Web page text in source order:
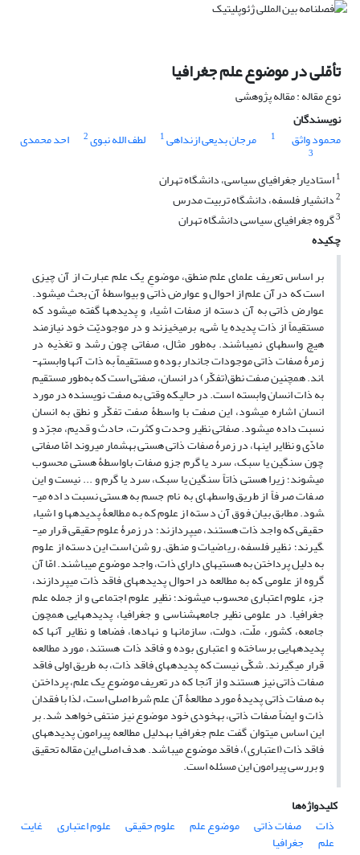
تأمّلی در موضوع علم جغرافیا
نوع مقاله : مقاله پژوهشی
نویسندگان
محمود واثق
1 مرجان بدیعی ازنداهی1 لطف الله نبوی2 احد محمدی
3
1استادیار جغرافیای سیاسی، دانشگاه تهران
2دانشیار فلسفه، دانشگاه تربیت مدرس
3گروه جغرافیای سیاسی دانشگاه تهران
چکیده
بر اساس تعریف علمای علم منطق، موضوعِ یک علم عبارت از آن چیزی
است که در آن علم از احوال و عوارض ذاتی و بی­واسطۀ آن بحث می­شود.
عوارض ذاتی به آن دسته از صفات اشیاء و پدیده­ها گفته می­شود که
مستقیماً از ذات پدیده یا شیء برمی­خیزند و در موجودیّت خود نیازمند
هیچ واسطه­ای نمی­باشند. به‌طور مثال، صفاتی چون رشد و تغذیه در
زمرۀ صفات ذاتی موجودات جاندار بوده و مستقیماً به ذات آن­ها وابسته­
اند. همچنین صفت نطق(تفکّر) در انسان، صفتی است که به‌طور مستقیم
به ذات انسان وابسته است. در حالی­که وقتی به صفت نویسنده در مورد
انسان اشاره می­شود، این صفت با واسطۀ صفت تفکّر و نطق به انسان
نسبت داده می­شود. صفاتی نظیر وحدت و کثرت، حادث و قدیم، مجرّد و
مادّی و نظایر این­ها، در زمرۀ صفات ذاتی هستی به​شمار می­روند امّا صفاتی
چون سنگین یا سبک، سرد یا گرم جزو صفات باواسطۀ هستی محسوب
می­شوند؛ زیرا هستی ذاتاً سنگین یا سبک، سرد یا گرم و ... نیست و این
صفات صرفاً از طریق واسطه­ای به نام جسم به هستی نسبت داده می­
شود. مطابق بیان فوق آن دسته از علوم که به مطالعۀ پدیده­ها و اشیاء
حقیقی که واجد ذات هستند، می­پردازند؛ در زمرۀ علوم حقیقی قرار می­
گیرند؛ نظیر فلسفه، ریاضیات و منطق. روشن است این دسته از علوم
به دلیل پرداختن به هستی­های دارای ذات، واجد موضوع می­باشند. امّا آن
گروه از علومی که به مطالعه در احوال پدیده­های فاقد ذات می­پردازند،
جزء علوم اعتباری محسوب می­شوند؛ نظیر علوم اجتماعی و از جمله علم
جغرافیا. در علومی نظیر جامعه­شناسی و جغرافیا، پدیده­هایی همچون
جامعه، کشور، ملّت، دولت، سازمان­ها و نهادها، فضاها و نظایر آن­ها که
پدیده­هایی برساخته و اعتباری بوده و فاقد ذات هستند، مورد مطالعه
قرار می­گیرند. شکّی نیست که پدیده­های فاقد ذات، به طریق اولی فاقد
صفات ذاتی نیز هستند و از آنجا که در تعریف موضوع یک علم، پرداختن
به صفات ذاتی پدیدۀ مورد مطالعۀ آن علم شرط اصلی است، لذا با فقدان
ذات و ایضاً صفات ذاتی، به​خودی خود موضوع نیز منتفی خواهد شد. بر
این اساس می­توان گفت علم جغرافیا به​دلیل مطالعه پیرامون پدیده­های
فاقد ذات (اعتباری)، فاقد موضوع می­باشد. هدف اصلی این مقاله تحقیق
و بررسی پیرامون این مسئله است.
کلیدواژه‌ها
ذات
صفات ذاتی موضوع علم علوم حقیقی علوم اعتباری غایت
علم
جغرافیا